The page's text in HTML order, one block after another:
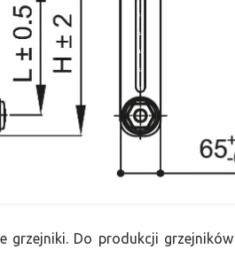
grzejniki. Do produkcji